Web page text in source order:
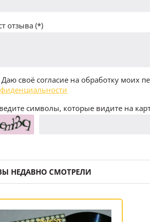
отзыва (*)
Даю своё согласие на обработку моих
символы, которые видите на
НЕДАВНО СМОТРЕЛИ